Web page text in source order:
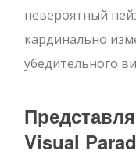
невероятный
кардинально
убедительного
Visual